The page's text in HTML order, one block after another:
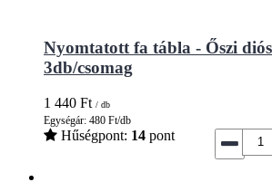
Nyomtatott fa tábla - Őszi
3db/csomag
1 440 Ft / db
Egységár: 480 Ft/db
Hűségpont: 14 pont